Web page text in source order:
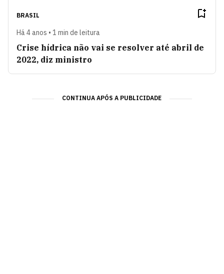
BRASIL
Há 4 anos • 1 min de leitura
Crise hídrica não vai se resolver até abril de
2022, diz ministro
CONTINUA APÓS A PUBLICIDADE